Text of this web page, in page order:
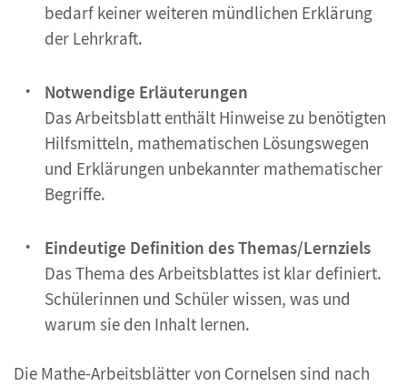
bedarf keiner weiteren mündlichen Erklärung
der Lehrkraft.
Notwendige Erläuterungen
Das Arbeitsblatt enthält Hinweise zu benötigten
Hilfsmitteln, mathematischen Lösungswegen
und Erklärungen unbekannter mathematischer
Begriffe.
Eindeutige Definition des Themas/Lernziels
Das Thema des Arbeitsblattes ist klar definiert.
Schülerinnen und Schüler wissen, was und
warum sie den Inhalt lernen.
Die Mathe-Arbeitsblätter von Cornelsen sind nach